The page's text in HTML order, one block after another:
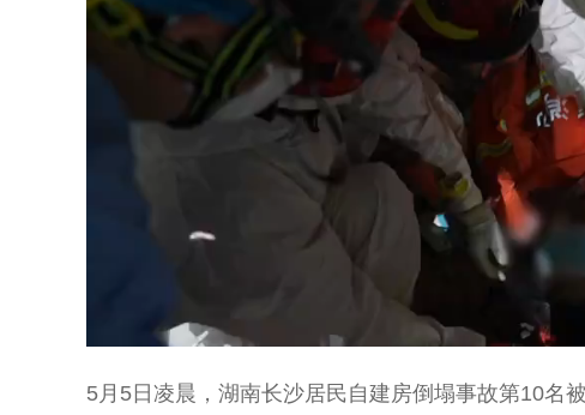
Unmute Loaded
5月5日凌晨，湖南长沙居民自建房倒塌事故第10名